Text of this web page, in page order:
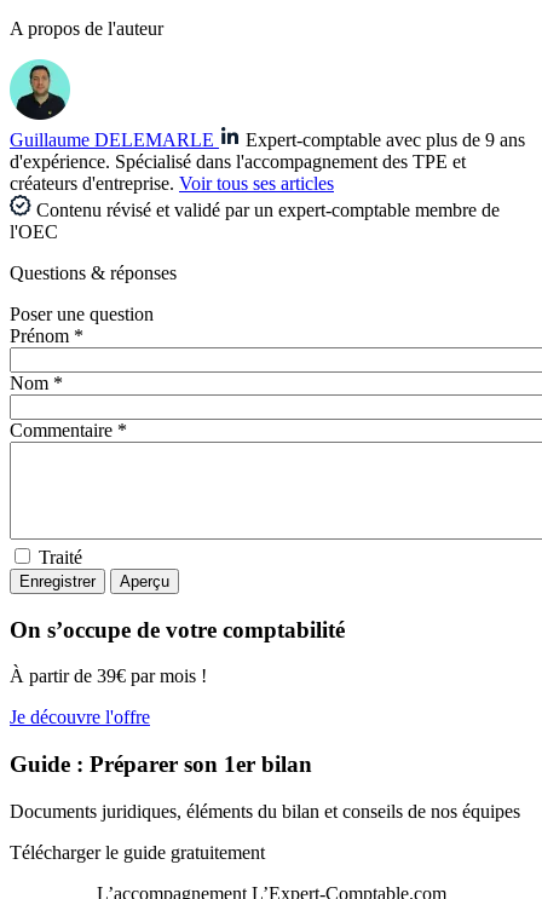
A propos de l'auteur
Guillaume DELEMARLE
Expert-comptable avec plus de 9 ans
d'expérience. Spécialisé dans l'accompagnement des TPE et
créateurs d'entreprise. Voir tous ses articles
Contenu révisé et validé par un expert-comptable membre de
l'OEC
Questions & réponses
Poser une question
Prénom *
Nom *
Commentaire *
Traité
On s’occupe de votre comptabilité
À partir de 39€ par mois !
Je découvre l'offre
Guide : Préparer son 1er bilan
Documents juridiques, éléments du bilan et conseils de nos équipes
Télécharger le guide gratuitement
L’accompagnement L’Expert-Comptable.com